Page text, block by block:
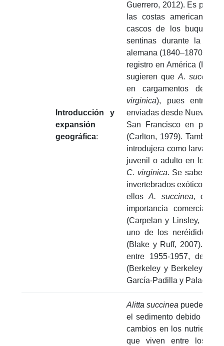
Introducción y
expansión
geográfica:
Guerrero, 2012). Es
las costas americanas
cascos de los buques
sentinas durante la
alemana (1840–1870),
registro en América
sugieren que A. succinea
en cargamentos del
virginica), pues entre
enviadas desde Nueva
San Francisco en
(Carlton, 1979). También,
introdujera como larva en
juvenil o adulto en los
C. virginica. Se sabe de
invertebrados exóticos en
ellosA. succinea, con
importancia comercial y
(Carpelan y Linsley,
uno de los neréididos
(Blake y Ruff, 2007). En
entre 1955-1957, de
(Berkeley y Berkeley,
García-Padilla y Palacio,
Alitta succinea puede
el sedimento debido a su
cambios en los nutrientes
que viven entre los